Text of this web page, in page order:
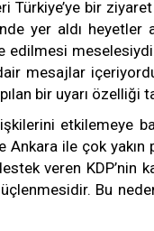
Türkiye’ye bir
yer aldı
edilmesi
mesajlar
bir uyarı özelliği
etkilemeye
Ankara ile çok
veren KDP’nin
Bu